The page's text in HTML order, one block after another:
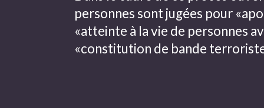
personnes sont jugées pour
«atteinte à la vie de personnes
«constitution de bande